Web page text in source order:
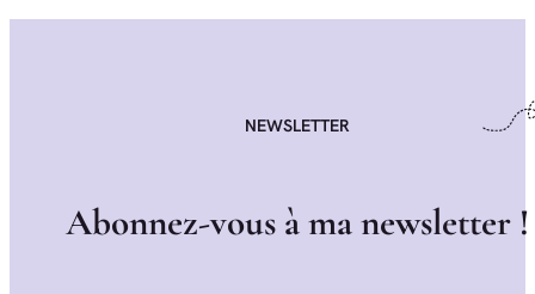
NEWSLETTER
Abonnez-vous àmanewsletter !